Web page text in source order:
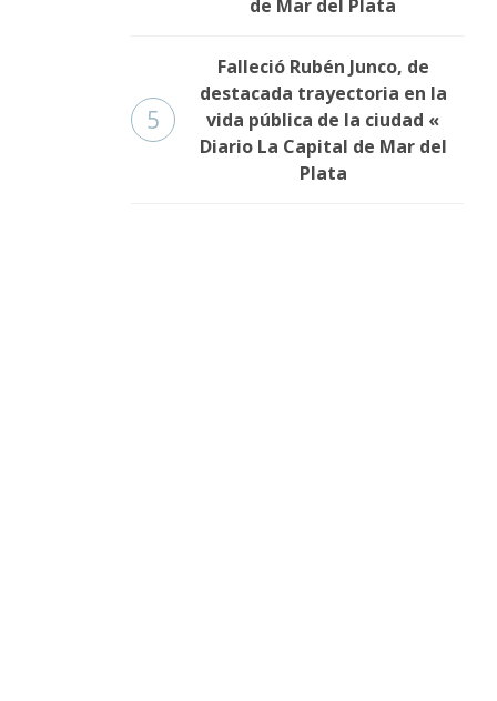
de Mar del Plata
5
Falleció Rubén Junco, de
destacada trayectoria en la
vida pública de la ciudad «
Diario La Capital de Mar del
Plata